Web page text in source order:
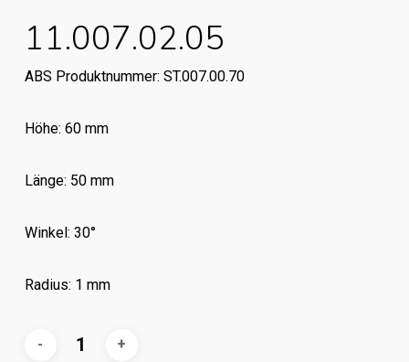
11.007.02.05
ABS Produktnummer: ST.007.00.70
Höhe: 60 mm
Länge: 50 mm
Winkel: 30°
Radius: 1 mm